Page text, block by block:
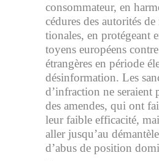
consom­ma­teur, en
cé­dures des au­to­ri­tés
tio­nales, en pro­té­geant
toyens européens
étran­gères en pé­riode
désinformation. Les
d’in­frac­tion ne se­raient
des amendes, qui ont
leur faible ef­fi­ca­cité,
aller jusqu’au
d’abus de po­si­tion